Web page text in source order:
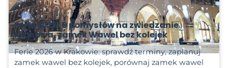
Ferie 2026: 9 pomysłów na zwiedzanie
Krakowa, zamek Wawel bez kolejek
Ferie 2026 w Krakowie: sprawdź terminy, zaplanuj
zamek wawel bez kolejek, porównaj zamek wawel